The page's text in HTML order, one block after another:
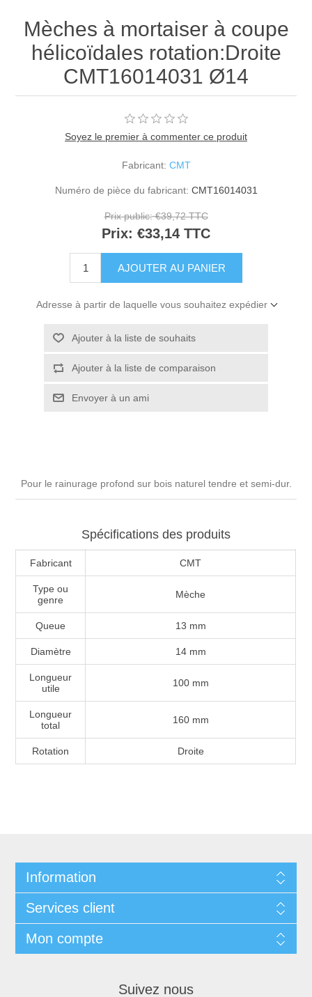
Mèches à mortaiser à coupe
hélicoïdales rotation:Droite
CMT16014031 Ø14
Soyez le premier à commenter ce produit
Fabricant: CMT
Numéro de pièce du fabricant: CMT16014031
Prix public: €39,72 TTC
Prix: €33,14 TTC
Adresse à partir de laquelle vous souhaitez expédier
Pour le rainurage profond sur bois naturel tendre et semi-dur.
Spécifications des produits
Fabricant CMT
Type ou
genre
Mèche
Queue 13 mm
Diamètre 14 mm
Longueur
utile
100 mm
Longueur
total
160 mm
Rotation Droite
Information
Services client
Mon compte
Suivez nous